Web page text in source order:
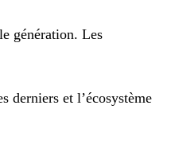
génération. Les
derniers et l’écosystème